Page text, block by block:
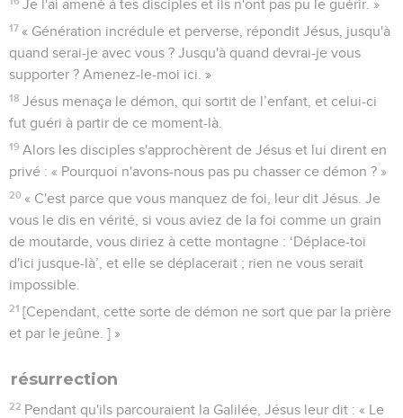
Je l'ai amené à tes disciples et ils n'ont pas pu le guérir. »
17 « Génération incrédule et perverse, répondit Jésus, jusqu'à
quand serai-je avec vous ? Jusqu'à quand devrai-je vous
supporter ? Amenez-le-moi ici. »
18 Jésus menaça le démon, qui sortit de l’enfant, et celui-ci
fut guéri à partir de ce moment-là.
19 Alors les disciples s'approchèrent de Jésus et lui dirent en
privé : « Pourquoi n'avons-nous pas pu chasser ce démon ? »
20 « C'est parce que vous manquez de foi, leur dit Jésus. Je
vous le dis en vérité, si vous aviez de la foi comme un grain
de moutarde, vous diriez à cette montagne : ‘Déplace-toi
d'ici jusque-là’, et elle se déplacerait ; rien ne vous serait
impossible.
21 [Cependant, cette sorte de démon ne sort que par la prière
et par le jeûne. ] »
résurrection
22 Pendant qu'ils parcouraient la Galilée, Jésus leur dit : « Le